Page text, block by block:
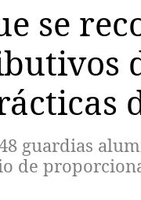
se
guardias
de